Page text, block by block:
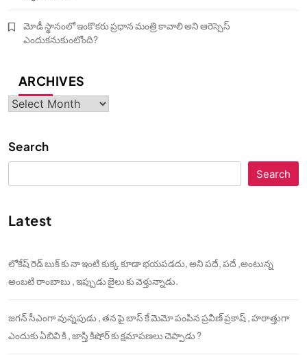
మోడీ స్థానంలో ఇంకొకరు ప్రధాన మంత్రి కావాలి అని ఆరెస్సెస్‌
ఎందుకనుకుంటోంది?
ARCHIVES
Archives
Search
Search
Latest
లోకేష్ రెడ్ బుక్ కు నా ఇంటి కుక్క కూడా భయపడదు, అని పదే, పదే ,అంటున్న
అంబటి రాంబాబు , ఇప్పుడు జైలు కు వెళ్తున్నాడు.
జగన్ సీఎంగా వున్నపుడు , తన పై బాస్ కే మెమో పంపిన ప్రవీణ్ ప్రకాష్ , హఠాత్తుగా
ఎందుకు ఏబివి కి , జాస్తి కిషోర్ కు క్షమాపణలు చెప్పాడు ?